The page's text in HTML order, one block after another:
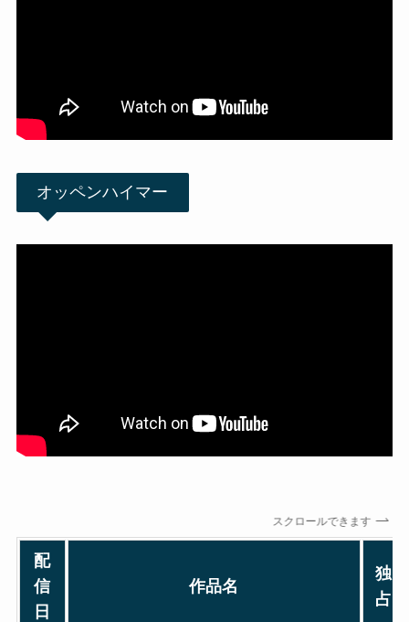
オッペンハイマー
スクロールできます
配
信
日
作品名
独
占